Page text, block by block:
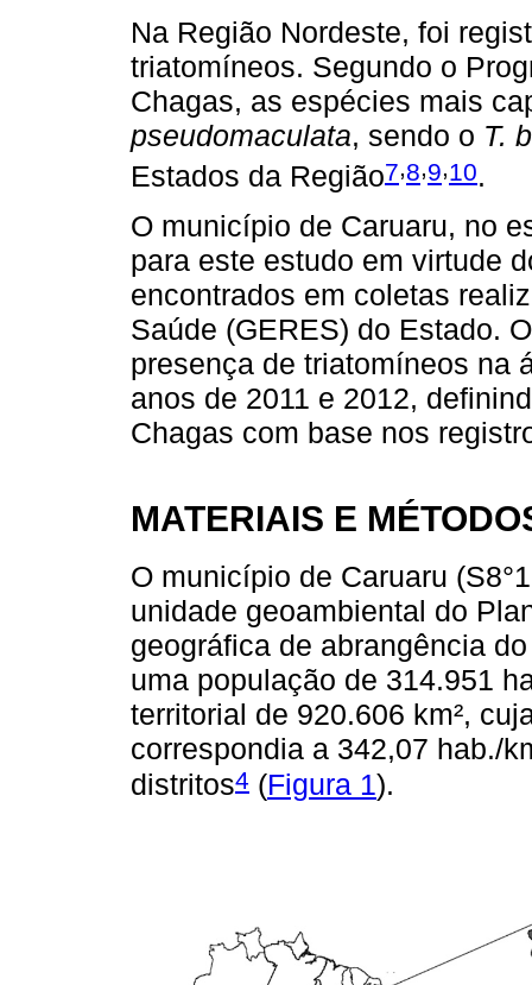
Na Região Nordeste, foi
triatomíneos. Segundo o
Chagas, as espécies mais
pseudomaculata, sendo o T.
Estados da Região7,8,9,10.
O município de Caruaru, no
para este estudo em virtude
encontrados em coletas
Saúde (GERES) do Estado.
presença de triatomíneos na
anos de 2011 e 2012,
Chagas com base nos
MATERIAIS E
O município de Caruaru
unidade geoambiental do
geográfica de abrangência
uma população de 314.951
territorial de 920.606 km²,
correspondia a 342,07 hab./
distritos4 (Figura 1).